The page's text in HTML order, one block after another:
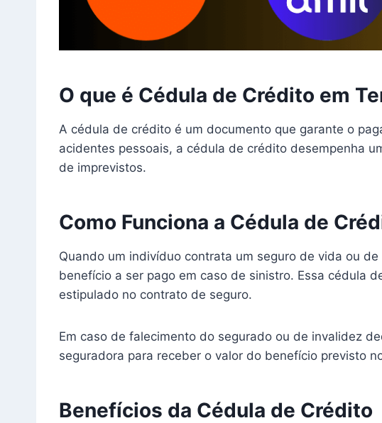
O que é Cédula de Crédito em
A cédula de crédito é um documento que garante o
acidentes pessoais, a cédula de crédito desempenha
de imprevistos.
Como Funciona a Cédula de
Quando um indivíduo contrata um seguro de vida ou
benefício a ser pago em caso de sinistro. Essa cédula
estipulado no contrato de seguro.
Em caso de falecimento do segurado ou de invalidez
seguradora para receber o valor do benefício previsto
Benefícios da Cédula de Crédito